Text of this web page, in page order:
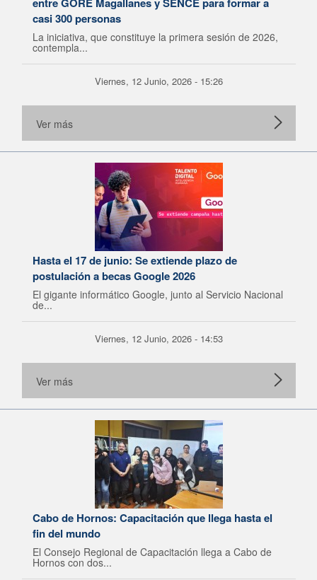
casi 300 personas
La iniciativa, que constituye la primera sesión de 2026,
contempla...
Viernes, 12 Junio, 2026 - 15:26
Ver más
Hasta el 17 de junio: Se extiende plazo de
postulación a becas Google 2026
El gigante informático Google, junto al Servicio Nacional
de...
Viernes, 12 Junio, 2026 - 14:53
Ver más
Cabo de Hornos: Capacitación que llega hasta el
fin del mundo
El Consejo Regional de Capacitación llega a Cabo de
Hornos con dos...